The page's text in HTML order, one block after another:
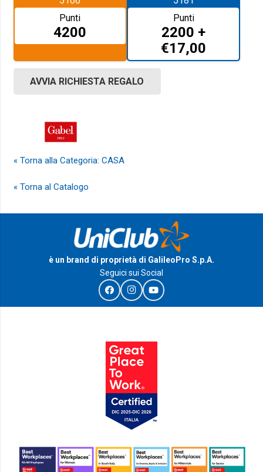
Punti
4200
Punti
2200 +
€17,00
AVVIA RICHIESTA REGALO
« Torna alla Categoria: CASA
« Torna al Catalogo
è un brand di proprietà di GalileoPro S.p.A.
Seguici sui Social